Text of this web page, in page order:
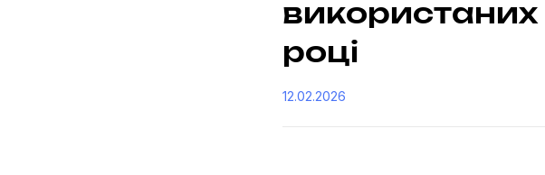
році
12.02.2026